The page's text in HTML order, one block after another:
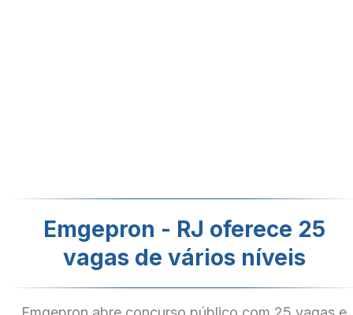
Emgepron - RJ oferece 25
vagas de vários níveis